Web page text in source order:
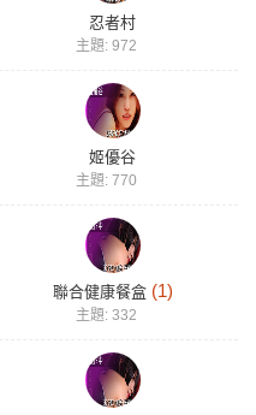
忍者村
主題: 972
姬優谷
主題: 770
聯合健康餐盒(1)
主題: 332